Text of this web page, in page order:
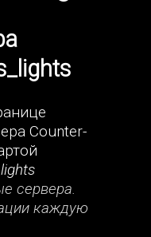
Counter-
сервера.
каждую